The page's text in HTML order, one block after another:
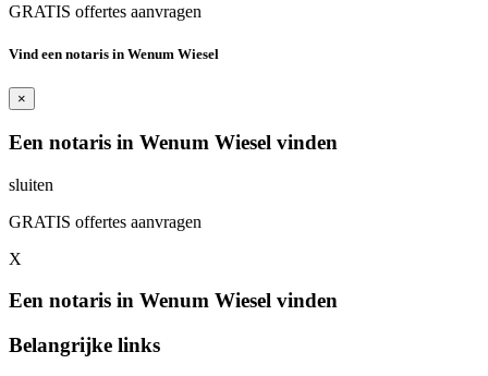
GRATIS offertes aanvragen
Vind een notaris in Wenum Wiesel
×
Een notaris in Wenum Wiesel vinden
sluiten
GRATIS offertes aanvragen
X
Een notaris in Wenum Wiesel vinden
Belangrijke links